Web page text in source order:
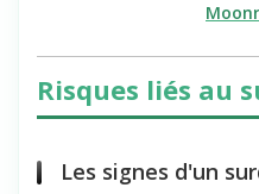
Risques liés au
Les signes d'un